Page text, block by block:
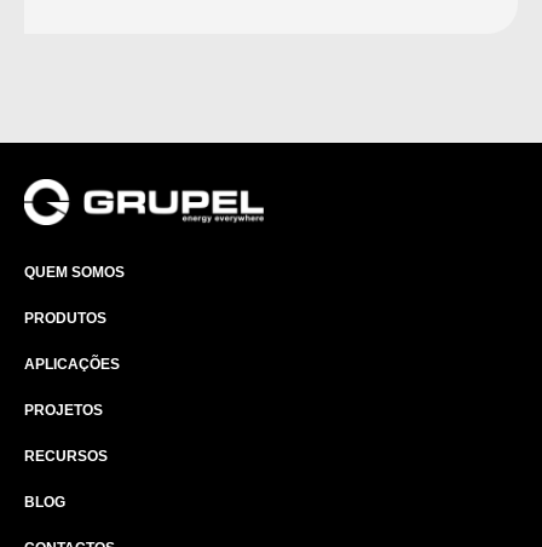
QUEM SOMOS
PRODUTOS
APLICAÇÕES
PROJETOS
RECURSOS
BLOG